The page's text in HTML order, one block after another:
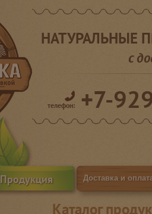
Продукция Доставка и
НАТУРАЛЬНЫЕ
с
телефон: +7-
Каталог